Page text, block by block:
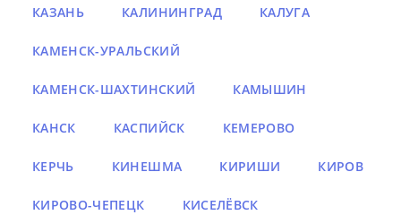
КАЗАНЬ КАЛИНИНГРАД КАЛУГА
КАМЕНСК-УРАЛЬСКИЙ
КАМЕНСК-ШАХТИНСКИЙ КАМЫШИН
КАНСК КАСПИЙСК КЕМЕРОВО
КЕРЧЬ КИНЕШМА КИРИШИ КИРОВ
КИРОВО-ЧЕПЕЦК КИСЕЛЁВСК